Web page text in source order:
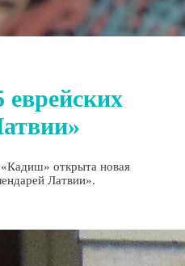
еврейских
«Кадиш» открыта новая
Латвии».